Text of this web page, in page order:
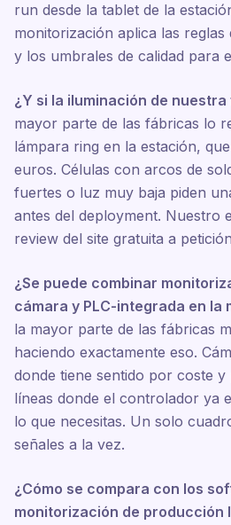
run desde la tablet de la
monitorización aplica las
y los umbrales de calidad para
¿Y si la iluminación de
mayor parte de las fábricas lo
lámpara ring en la estación,
euros. Células con arcos de
fuertes o luz muy baja piden
antes del deployment. Nuestro
review del site gratuita a
¿Se puede combinar
cámara y PLC-integrada en la
la mayor parte de las fábricas
haciendo exactamente eso.
donde tiene sentido por coste y
líneas donde el controlador ya
lo que necesitas. Un solo
señales a la vez.
¿Cómo se compara con los
monitorización de producción